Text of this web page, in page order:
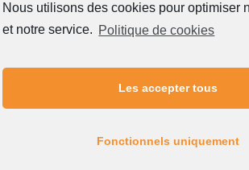
Nous utilisons des cookies pour optimiser
et notre service. Politique de cookies
Les accepter tous
Fonctionnels uniquement
+33(0)4 95 26 48 30
© Tex Racing Diffusion -Conception